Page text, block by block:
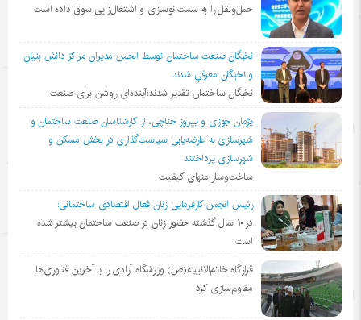
حمل‌ونقل را به سمت نوسازی و اشتغال‌زایی سوق داده است
نخبگان صنعت ساختمان توسط انجمن مديران مراكز دانش بنيان
و نخبگان معرفي شدند
نخبگان ساختمان تقدیر شدند؛آینده‌ای روشن برای صنعت
پژمان جوزی و پیروز حناچی، از کارشناسان صنعت ساختمان و
شهرسازی به عارضه‌یابی سیاست‌گذاری در بخش مسکن و
شهرسازی پرداختند
ساخت‌وساز منهای کیفیت
رئیس انجمن کارفرمایی زنان فعال اقتصادی ساختمانی:
در ١٠ سال گذشته حضور زنان در صنعت ساختمان بیشتر شده
است
قرارگاه خاتم‌الانبیاء(ص) ورزشگاه آزادی را با آخرین فناوری‌ها
مقاوم‌سازی کرد